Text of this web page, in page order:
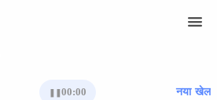
00:00 नया खेल